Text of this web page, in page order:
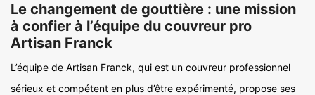
Le changement de gouttière : une mission
à confier à l’équipe du couvreur pro
Artisan Franck
L’équipe de Artisan Franck, qui est un couvreur professionnel
sérieux et compétent en plus d’être expérimenté, propose ses